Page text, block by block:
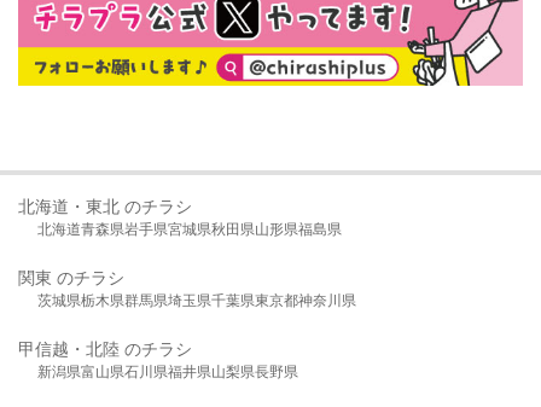
北海道・東北 のチラシ
北海道青森県岩手県宮城県秋田県山形県福島県
関東 のチラシ
茨城県栃木県群馬県埼玉県千葉県東京都神奈川県
甲信越・北陸 のチラシ
新潟県富山県石川県福井県山梨県長野県